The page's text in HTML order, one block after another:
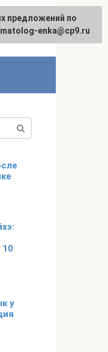
10
у
предложений по
enka@cp9.ru